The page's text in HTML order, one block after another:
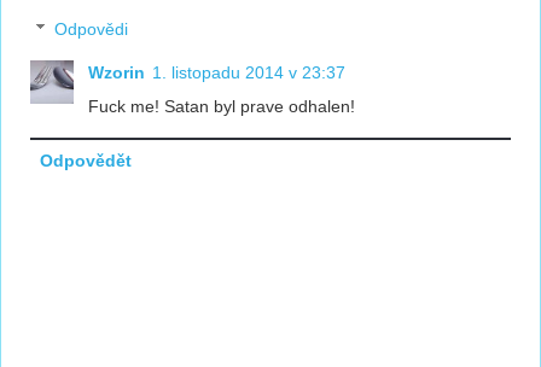
Odpovědi
Wzorin 1. listopadu 2014 v 23:37
Fuck me! Satan byl prave odhalen!
Odpovědět